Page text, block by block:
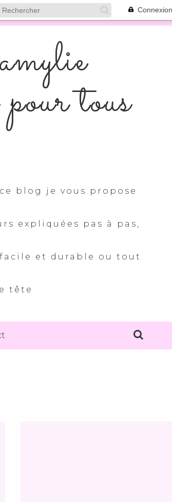
Connexion
tous
blog je vous propose
expliquées pas à pas,
et durable ou tout
tête